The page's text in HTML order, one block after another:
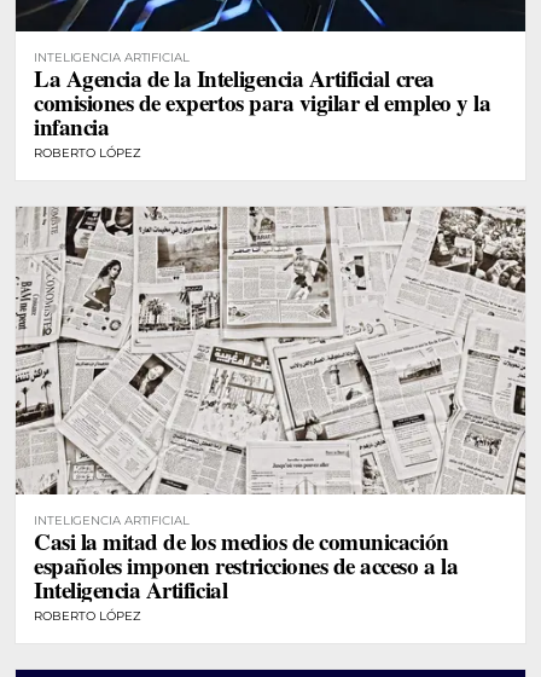
INTELIGENCIA ARTIFICIAL
La Agencia de la Inteligencia Artificial crea
comisiones de expertos para vigilar el empleo y la
infancia
ROBERTO LÓPEZ
INTELIGENCIA ARTIFICIAL
Casi la mitad de los medios de comunicación
españoles imponen restricciones de acceso a la
Inteligencia Artificial
ROBERTO LÓPEZ